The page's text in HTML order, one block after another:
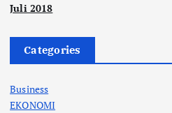
Juli 2018
Categories
Business
EKONOMI